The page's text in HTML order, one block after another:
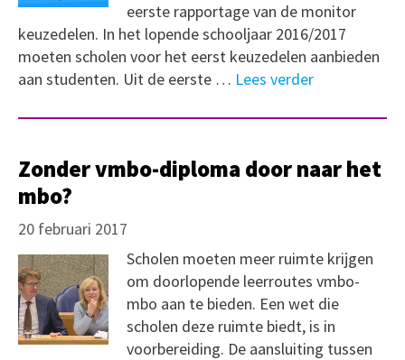
eerste rapportage van de monitor
keuzedelen. In het lopende schooljaar 2016/2017
moeten scholen voor het eerst keuzedelen aanbieden
aan studenten. Uit de eerste … Lees verder
Zonder vmbo-diploma door naar het
mbo?
20 februari 2017
Scholen moeten meer ruimte krijgen
om doorlopende leerroutes vmbo-
mbo aan te bieden. Een wet die
scholen deze ruimte biedt, is in
voorbereiding. De aansluiting tussen